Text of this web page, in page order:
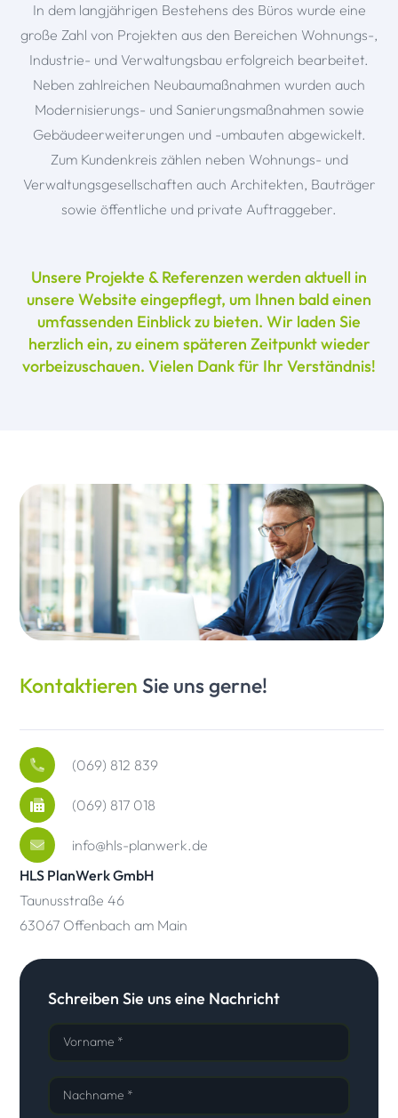
In dem langjährigen Bestehens des Büros wurde eine
große Zahl von Projekten aus den Bereichen Wohnungs-,
Industrie- und Verwaltungsbau erfolgreich bearbeitet.
Neben zahlreichen Neubaumaßnahmen wurden auch
Modernisierungs- und Sanierungsmaßnahmen sowie
Gebäudeerweiterungen und -umbauten abgewickelt.
Zum Kundenkreis zählen neben Wohnungs- und
Verwaltungsgesellschaften auch Architekten, Bauträger
sowie öffentliche und private Auftraggeber.
Unsere Projekte & Referenzen werden aktuell in
unsere Website eingepflegt, um Ihnen bald einen
umfassenden Einblick zu bieten. Wir laden Sie
herzlich ein, zu einem späteren Zeitpunkt wieder
vorbeizuschauen. Vielen Dank für Ihr Verständnis!
Kontaktieren Sie uns gerne!
(069) 812 839
(069) 817 018
info@hls-planwerk.de
HLS PlanWerk GmbH
Taunusstraße 46
63067 Offenbach am Main
Schreiben Sie uns eine Nachricht
Vorname *
Nachname *